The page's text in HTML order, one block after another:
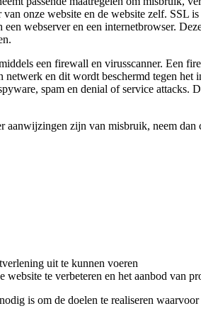
onze website en de website zelf.
webserver en een internetbrowser.
een firewall en virusscanner. Een
en dit wordt beschermd tegen
spam en denial of service attacks.
zijn van misbruik, neem
uit te kunnen voeren
te verbeteren en het aanbod van
is om de doelen te realiseren